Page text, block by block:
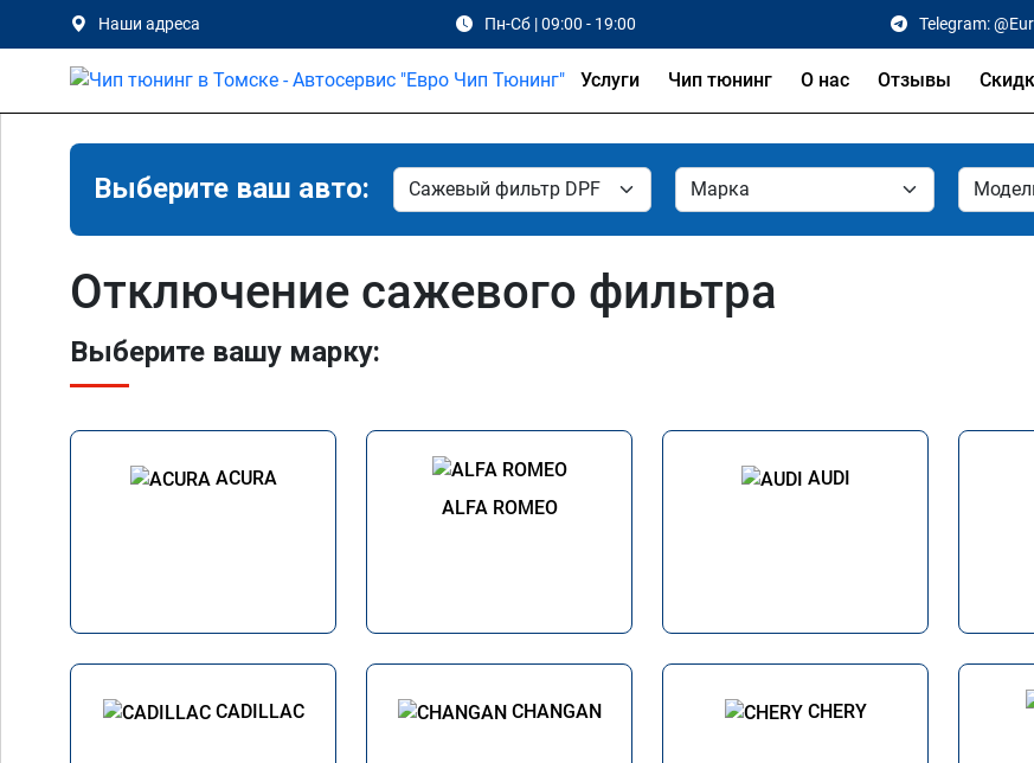
Наши адреса Пн-Сб | 09:00 - 19:00 Telegram:
Услуги Чип тюнинг О нас Отзывы
Выберите ваш авто:
Отключение сажевого фильтра
Выберите вашу марку:
ACURA
ALFA ROMEO
AUDI
CADILLAC CHANGAN
CHERY